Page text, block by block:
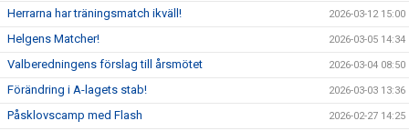
Herrarna har träningsmatch ikväll! 2026-03-12 15:00
Helgens Matcher! 2026-03-05 14:34
Valberedningens förslag till årsmötet 2026-03-04 08:50
Förändring i A-lagets stab! 2026-03-03 13:36
Påsklovscamp med Flash 2026-02-27 14:25